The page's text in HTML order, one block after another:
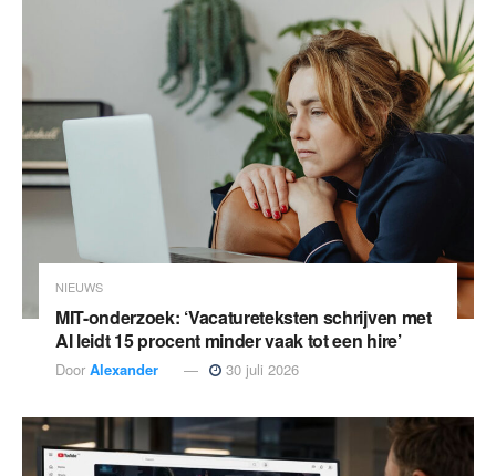
NIEUWS
MIT-onderzoek: ‘Vacatureteksten schrijven met
AI leidt 15 procent minder vaak tot een hire’
Door Alexander 30 juli 2026